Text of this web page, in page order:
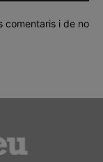
comentaris i de no